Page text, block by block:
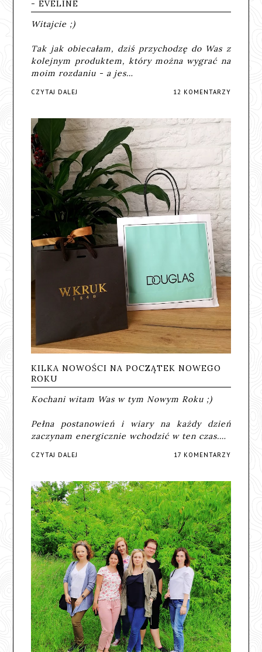
- EVELINE
Witajcie ;)
Tak jak obiecałam, dziś przychodzę do Was z
kolejnym produktem, który można wygrać na
moim rozdaniu - a jes…
CZYTAJ DALEJ 12 KOMENTARZY
KILKA NOWOŚCI NA POCZĄTEK NOWEGO
ROKU
Kochani witam Was w tym Nowym Roku ;)
Pełna postanowień i wiary na każdy dzień
zaczynam energicznie wchodzić w ten czas.…
CZYTAJ DALEJ 17 KOMENTARZY